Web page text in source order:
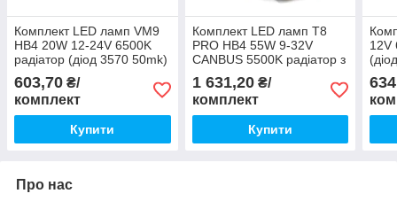
Комплект LED ламп VM9
НВ4 20W 12-24V 6500K
радіатор (діод 3570 50mk)
603,70 ₴/
комплект
Купити
Комплект LED ламп Т8
PRO НВ4 55W 9-32V
CANBUS 5500K радіатор з
50mk)
1 631,20₴/
комплект
Купити
12V
Про нас